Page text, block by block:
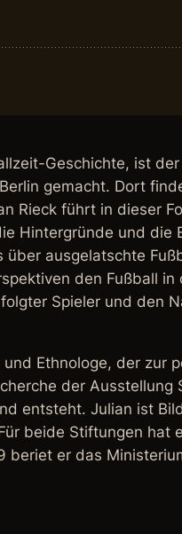
Geschichte, ist
gemacht. Dort
Rieck führt in dieser
Hintergründe und die
ausgelatschte
den Fußball
Spieler und den
Ethnologe, der zur
der Ausstellung
entsteht. Julian ist
beide Stiftungen hat
beriet er das